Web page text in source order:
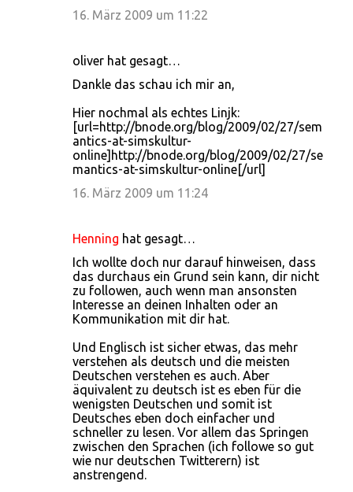
16. März 2009 um 11:22
oliver hat gesagt…
Dankle das schau ich mir an,
Hier nochmal als echtes Linjk:
[url=http://bnode.org/blog/2009/02/27/sem
antics-at-simskultur-
online]http://bnode.org/blog/2009/02/27/se
mantics-at-simskultur-online[/url]
16. März 2009 um 11:24
Henning hat gesagt…
Ich wollte doch nur darauf hinweisen, dass
das durchaus ein Grund sein kann, dir nicht
zu followen, auch wenn man ansonsten
Interesse an deinen Inhalten oder an
Kommunikation mit dir hat.
Und Englisch ist sicher etwas, das mehr
verstehen als deutsch und die meisten
Deutschen verstehen es auch. Aber
äquivalent zu deutsch ist es eben für die
wenigsten Deutschen und somit ist
Deutsches eben doch einfacher und
schneller zu lesen. Vor allem das Springen
zwischen den Sprachen (ich followe so gut
wie nur deutschen Twitterern) ist
anstrengend.